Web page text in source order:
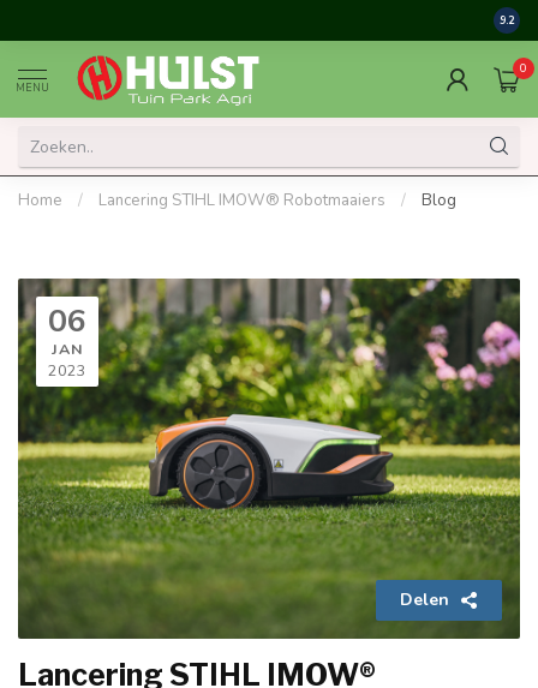
9.2
MENU
0
Home / Lancering STIHL IMOW® Robotmaaiers / Blog
06
JAN
2023
Delen
Lancering STIHL IMOW®